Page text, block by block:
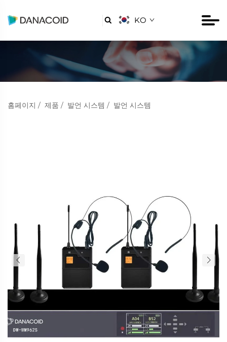
 KO
홈페이지 / 제품 / 발언 시스템 / 발언 시스템